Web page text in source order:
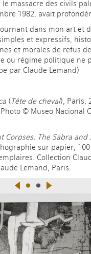
massacre des civils
1982, avait
dans mon art et
et expressifs,
et morales de refus
ou régime politique ne
par Claude Lemand)
(Tête de cheval), Paris,
© Museo Nacional
Corpses. The Sabra and
sur papier,
Collection
Lemand, Paris.